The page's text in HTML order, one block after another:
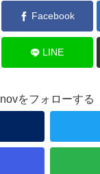
Facebook
LINE
novをフォローする